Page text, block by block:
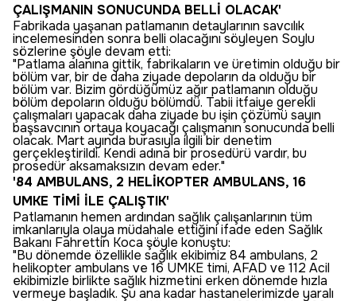
ÇALIŞMANIN SONUCUNDA BELLİ OLACAK'
Fabrikada yaşanan patlamanın detaylarının savcılık
incelemesinden sonra belli olacağını söyleyen Soylu
sözlerine şöyle devam etti:
"Patlama alanına gittik, fabrikaların ve üretimin olduğu bir
bölüm var, bir de daha ziyade depoların da olduğu bir
bölüm var. Bizim gördüğümüz ağır patlamanın olduğu
bölüm depoların olduğu bölümdü. Tabii itfaiye gerekli
çalışmaları yapacak daha ziyade bu işin çözümü sayın
başsavcının ortaya koyacağı çalışmanın sonucunda belli
olacak. Mart ayında burasıyla ilgili bir denetim
gerçekleştirildi. Kendi adına bir prosedürü vardır, bu
prosedür aksamaksızın devam eder."
'84 AMBULANS, 2 HELİKOPTER AMBULANS, 16
UMKE TİMİ İLE ÇALIŞTIK'
Patlamanın hemen ardından sağlık çalışanlarının tüm
imkanlarıyla olaya müdahale ettiğini ifade eden Sağlık
Bakanı Fahrettin Koca şöyle konuştu:
"Bu dönemde özellikle sağlık ekibimiz 84 ambulans, 2
helikopter ambulans ve 16 UMKE timi, AFAD ve 112 Acil
ekibimizle birlikte sağlık hizmetini erken dönemde hızla
vermeye başladık. Şu ana kadar hastanelerimizde yaralı